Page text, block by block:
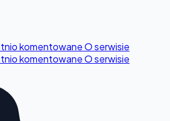
komentowaneO serwisie
komentowaneO serwisie